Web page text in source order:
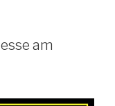
am